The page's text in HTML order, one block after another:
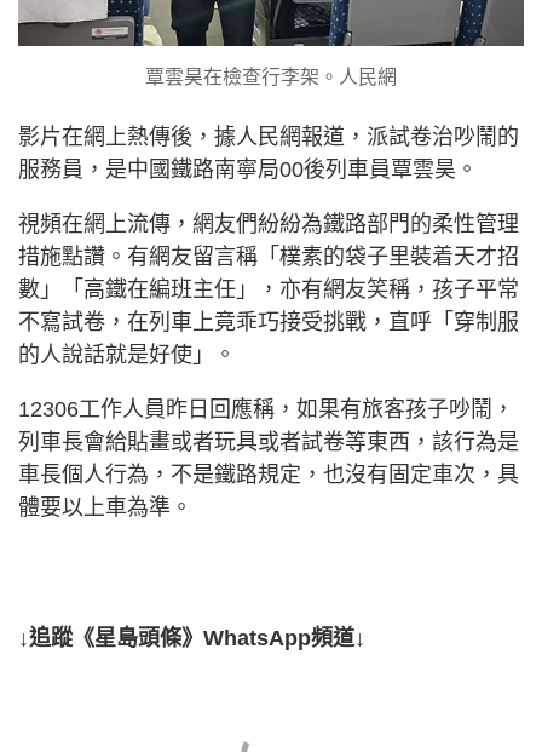
覃雲昊在檢查行李架。人民網
影片在網上熱傳後，據人民網報道，派試卷治吵鬧的
服務員，是中國鐵路南寧局00後列車員覃雲昊。
視頻在網上流傳，網友們紛紛為鐵路部門的柔性管理
措施點讚。有網友留言稱「樸素的袋子里裝着天才招
數」「高鐵在編班主任」，亦有網友笑稱，孩子平常
不寫試卷，在列車上竟乖巧接受挑戰，直呼「穿制服
的人說話就是好使」。
12306工作人員昨日回應稱，如果有旅客孩子吵鬧，
列車長會給貼畫或者玩具或者試卷等東西，該行為是
車長個人行為，不是鐵路規定，也沒有固定車次，具
體要以上車為準。
↓追蹤《星島頭條》WhatsApp頻道↓